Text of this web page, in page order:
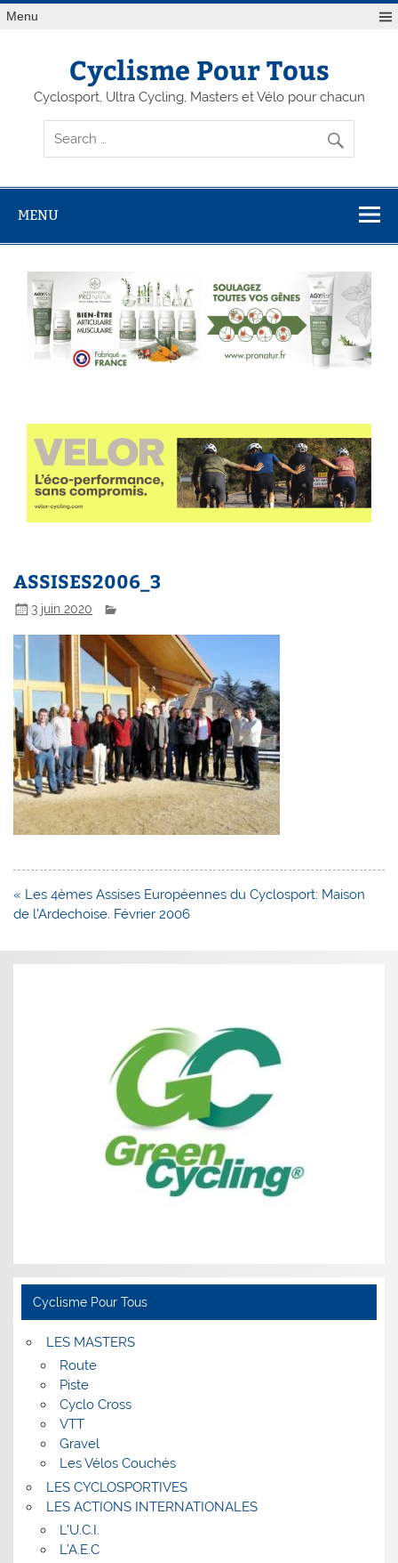
Menu
Cyclisme Pour Tous
Cyclosport, Ultra Cycling, Masters et Vélo pour chacun
MENU
ASSISES2006_3
3 juin 2020
Navigation
de
« Les 4èmes Assises Européennes du Cyclosport: Maison
de l’Ardechoise. Février 2006
Cyclisme Pour Tous
LES MASTERS
Route
Piste
Cyclo Cross
VTT
Gravel
Les Vélos Couchés
LES CYCLOSPORTIVES
LES ACTIONS INTERNATIONALES
L’U.C.I.
L’A.E.C